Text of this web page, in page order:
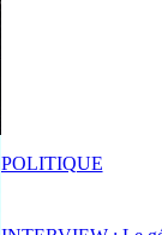
POLITIQUE